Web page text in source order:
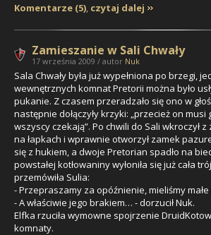
Komentarze (5), czytaj dalej
Zamieszanie w Sali Chwały
17 września 2009 / autor Nuk
Sala Chwały była już wypełniona po brzegi,
wewnętrznych komnat Pretorii można było
pukanie. Z czasem przeradzało się ono w
następnie dołączyły krzyki: „przecież on
wszyscy czekają”. Po chwili do Sali wkroczył z
na łapkach i wprawnie otworzył zamek
się z hukiem, a dwoje Pretorian spadło na
powstałej kotłowaniny wyłoniła się już cała
przemówiła Sulia:
- Przepraszamy za opóźnienie, mieliśmy
- A właściwie jego brakiem… - dorzucił Nuk.
Elfka rzuciła wymowne spojrzenie
komnaty.